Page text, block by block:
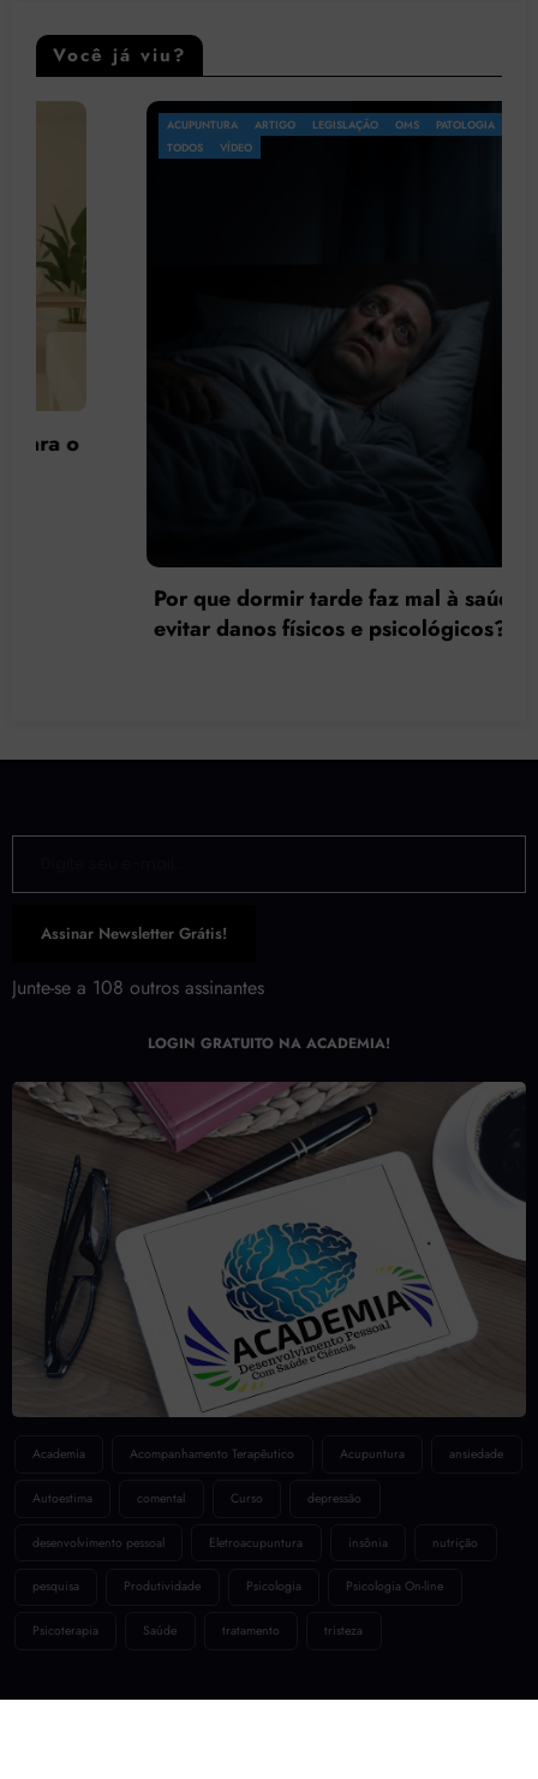
Você já viu?
ARTIGO LEGISLAÇÃO OMS PATOLOGIA
PSICOLOGIA
Por que dormir tarde faz mal à saúde e como
evitar danos físicos e psicológicos?
Digite seu e-mail…
Assinar Newsletter Grátis!
Junte-se a 108 outros assinantes
LOGIN GRATUITO NA ACADEMIA!
Academia Acompanhamento Terapêutico Acupuntura ansiedade
Autoestima comental Curso depressão
desenvolvimento pessoal Eletroacupuntura insônia nutrição
pesquisa Produtividade Psicologia Psicologia On-line
Psicoterapia Saúde tratamento tristeza